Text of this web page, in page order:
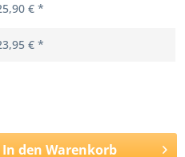
€ *
€ *
In den Warenkorb